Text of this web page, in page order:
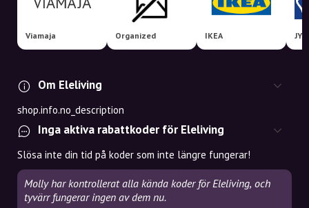
Viamaja Organized IKEA
Om Eleliving
shop.info.no_description
Inga aktiva rabattkoder för Eleliving
Slösa inte din tid på koder som inte längre fungerar!
Molly har kontrollerat alla kända koder för Eleliving, och
tyvärr fungerar ingen av dem nu.